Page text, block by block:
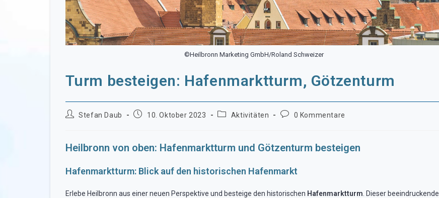
©Heilbronn Marketing GmbH/Roland Schweizer
Turm besteigen: Hafenmarktturm, Götzenturm
Beitrags-
Stefan Daub
Beitrag10. Oktober 2023
Beitrags-
Aktivitäten
Beitrags-
0 Kommentare
Heilbronn von oben: Hafenmarktturm und Götzenturm besteigen
Hafenmarktturm: Blick auf den historischen Hafenmarkt
Erlebe Heilbronn aus einer neuen Perspektive und besteige den historischen Hafenmarktturm . Dieser beeindruckende